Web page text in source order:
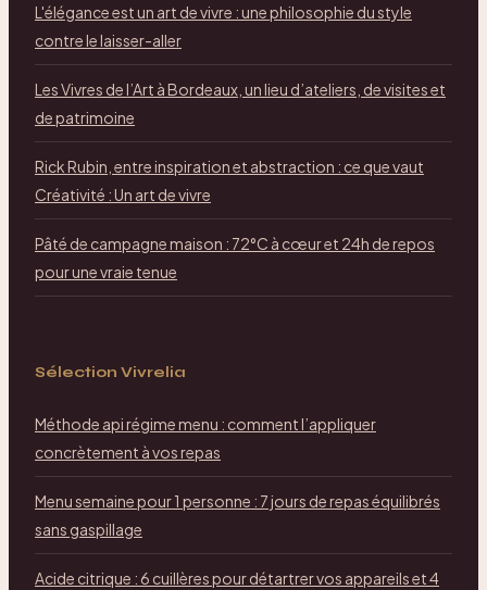
L'élégance est un art de vivre : une philosophie du style
contre le laisser-aller
Les Vivres de l’Art à Bordeaux, un lieu d’ateliers, de visites et
de patrimoine
Rick Rubin, entre inspiration et abstraction : ce que vaut
Créativité : Un art de vivre
Pâté de campagne maison : 72°C à cœur et 24h de repos
pour une vraie tenue
Sélection Vivrelia
Méthode api régime menu : comment l’appliquer
concrètement à vos repas
Menu semaine pour 1 personne : 7 jours de repas équilibrés
sans gaspillage
Acide citrique : 6 cuillères pour détartrer vos appareils et 4